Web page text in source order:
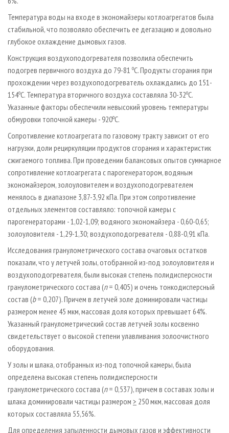
Температура воды на входе в экономайзеры котлоагрегатов была
стабильной, что позволяло обеспечить ее дегазацию и довольно
глубокое охлаждение дымовых газов.
Конструкция воздухоподогревателя позволила обеспечить
подогрев первичного воздуха до 79-81 оС. Продукты сгорания при
прохождении через воздухоподогреватель охлаждались до 151-
154оС. Температура вторичного воздуха составляла 30-32оС.
Указанные факторы обеспечили невысокий уровень температуры
обмуровки топочной камеры - 920оС.
Сопротивление котлоагрегата по газовому тракту зависит от его
нагрузки, доли рециркуляции продуктов сгорания и характеристик
сжигаемого топлива. При проведении балансовых опытов суммарное
сопротивление котлоагрегата с парогенератором, водяным
экономайзером, золоуловителем и воздухоподогревателем
менялось в диапазоне 3,87-3,92 кПа. При этом сопротивление
отдельных элементов составляло: топочной камеры с
парогенераторами - 1,02-1,09; водяного экономайзера - 0,60-0,65;
золоуловителя - 1,29-1,30; воздухоподогревателя - 0,88-0,91 кПа.
Исследования гранулометрического состава очаговых остатков
показали, что у летучей золы, отобранной из-под золоуловителя и
воздухоподогревателя, были высокая степень полидисперсности
гранулометрического состава (n= 0,405) и очень тонкодисперсный
состав (b= 0,207). Причем в летучей золе доминировали частицы
размером менее 45 мкм, массовая доля которых превышает 64%.
Указанный гранулометрический состав летучей золы косвенно
свидетельствует о высокой степени улавливания золоочистного
оборудования.
У золы и шлака, отобранных из-под топочной камеры, была
определена высокая степень полидисперсности
гранулометрического состава (n= 0,537), причем в составах золы и
шлака доминировали частицы размером > 250 мкм, массовая доля
которых составляла 55,56%.
Для определения запыленности дымовых газов и эффективности